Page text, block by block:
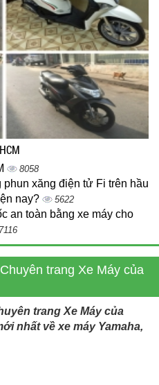
8058
phun xăng điện tử Fi trên hầu
nay?
5622
an toàn bằng xe máy cho
trang Xe Máy của
trang Xe Máy của
nhất về xe máy Yamaha,